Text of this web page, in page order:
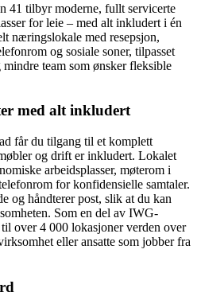
41 tilbyr moderne, fullt servicerte
for leie – med alt inkludert i én
næringslokale med resepsjon,
og sosiale soner, tilpasset
team som ønsker fleksible
med alt inkludert
får du tilgang til et komplett
og drift er inkludert. Lokalet
arbeidsplasser, møterom i
for konfidensielle samtaler.
og håndterer post, slik at du kan
Som en del av IWG-
over 4 000 lokasjoner verden over
eller ansatte som jobber fra